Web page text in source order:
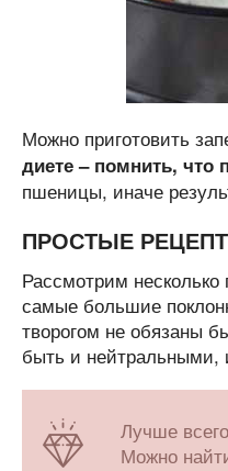
Можно приготовить
диете – помнить, что
пшеницы, иначе
ПРОСТЫЕ
Рассмотрим
самые большие
творогом не обязаны
быть и нейтральными,
Лучше
Можно